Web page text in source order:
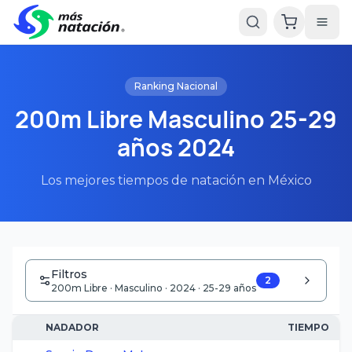
Ranking Nacional
200m Libre Masculino 25-29
años 2024
Los mejores tiempos de natación en México
Filtros
200m Libre · Masculino · 2024 · 25-29 años
2
NADADOR TIEMPO